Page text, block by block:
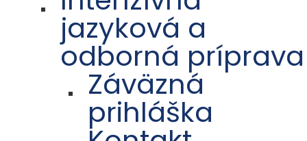
jazyková a
odborná príprava
Záväzná
prihláška